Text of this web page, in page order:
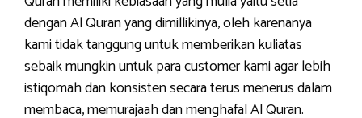
dengan Al Quran yang dimillikinya, oleh karenanya
kami tidak tanggung untuk memberikan kuliatas
sebaik mungkin untuk para customer kami agar lebih
istiqomah dan konsisten secara terus menerus dalam
membaca, memurajaah dan menghafal Al Quran.